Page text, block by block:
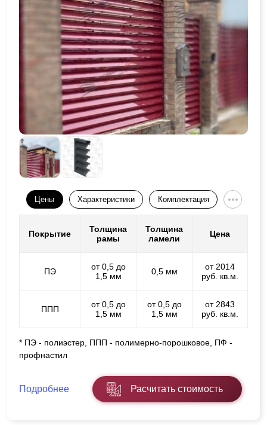
Цены Характеристики Комплектация
Покрытие
Толщина
рамы
Толщина
ламели
Цена
ПЭ
от 0,5 до
1,5 мм
0,5 мм
от 2014
руб. кв.м.
ППП
от 0,5 до
1,5 мм
от 0,5 до
1,5 мм
от 2843
руб. кв.м.
* ПЭ - полиэстер, ППП - полимерно-порошковое, ПФ -
профнастил
Подробнее Расчитать стоимость